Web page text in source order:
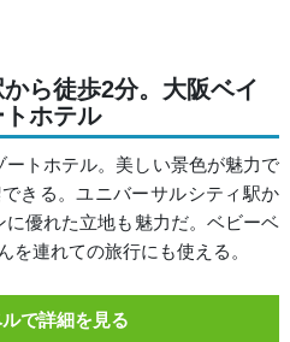
ら徒歩2分。大阪ベイ
ホテル
トホテル。美しい景色が魅力で
きる。ユニバーサルシティ駅か
優れた立地も魅力だ。ベビーベ
を連れての旅行にも使える。
で詳細を見る